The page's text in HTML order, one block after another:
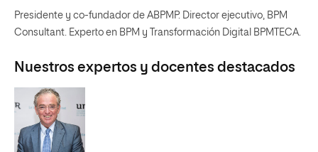
Presidente y co-fundador de ABPMP. Director ejecutivo, BPM
Consultant. Experto en BPM y Transformación Digital BPMTECA.
Nuestros expertos y docentes destacados